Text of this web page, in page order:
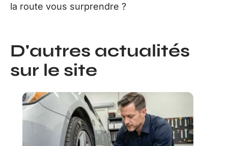
la route vous surprendre ?
D'autres actualités
sur le site